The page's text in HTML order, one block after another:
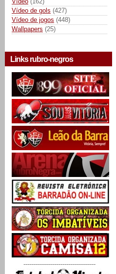
Vídeo de gols (427)
Vídeo de jogos (448)
Wallpapers (25)
Links rubro-negros
-------------------------------------